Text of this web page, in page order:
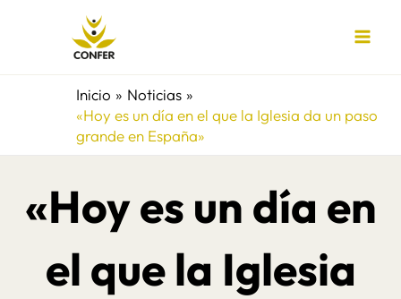
Inicio
Noticias
«Hoy es un día en el que la Iglesia da un paso
grande en España»
«Hoy es un día en
el que la Iglesia